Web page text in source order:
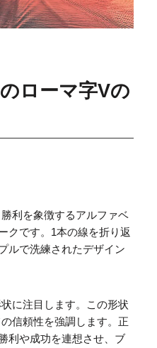
ローマ字Vの
利を象徴するアルファベ
クです。1本の線を折り返
ルで洗練されたデザイン
に注目します。この形状
信頼性を強調します。正
利や成功を連想させ、ブ